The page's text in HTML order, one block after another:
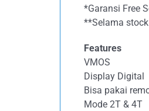
*Garansi Free
**Selama
Features
VMOS
Display Digital
Bisa pakai
Mode 2T & 4T